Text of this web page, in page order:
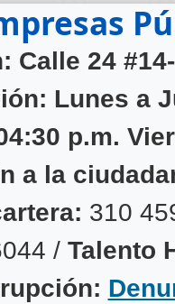
Calle 24
Lunes a
p.m.
a la
310
/ Talento